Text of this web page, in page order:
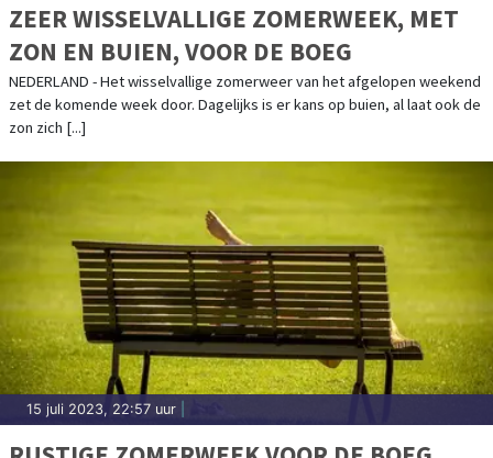
ZEER WISSELVALLIGE ZOMERWEEK, MET
ZON EN BUIEN, VOOR DE BOEG
NEDERLAND - Het wisselvallige zomerweer van het afgelopen weekend
zet de komende week door. Dagelijks is er kans op buien, al laat ook de
zon zich [...]
15 juli 2023, 22:57 uur